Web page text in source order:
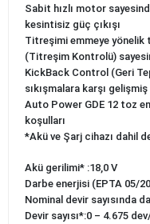
Sabit hızlı motor
kesintisiz güç çıkışı
Titreşimi emmeye yönelik
(Titreşim Kontrolü)
KickBack Control (Geri
sıkışmalara karşı
Auto Power GDE 12 toz
koşulları
*Akü ve Şarj cihazı dahil
Akü gerilimi* :18,0 V
Darbe enerjisi (EPTA 05/
Nominal devir sayısında
Devir sayısı*:0 – 4.675